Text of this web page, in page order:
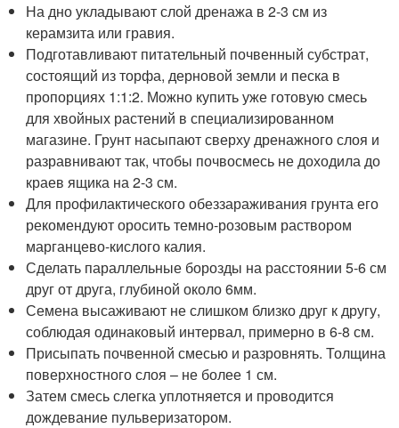
На дно укладывают слой дренажа в 2-3 см из
керамзита или гравия.
Подготавливают питательный почвенный субстрат,
состоящий из торфа, дерновой земли и песка в
пропорциях 1:1:2. Можно купить уже готовую смесь
для хвойных растений в специализированном
магазине. Грунт насыпают сверху дренажного слоя и
разравнивают так, чтобы почвосмесь не доходила до
краев ящика на 2-3 см.
Для профилактического обеззараживания грунта его
рекомендуют оросить темно-розовым раствором
марганцево-кислого калия.
Сделать параллельные борозды на расстоянии 5-6 см
друг от друга, глубиной около 6мм.
Семена высаживают не слишком близко друг к другу,
соблюдая одинаковый интервал, примерно в 6-8 см.
Присыпать почвенной смесью и разровнять. Толщина
поверхностного слоя – не более 1 см.
Затем смесь слегка уплотняется и проводится
дождевание пульверизатором.